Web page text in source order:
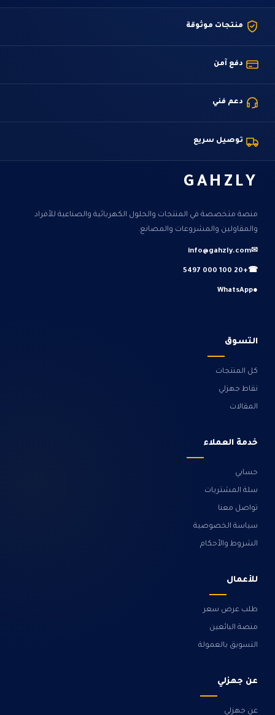
منتجات موثوقة
دفع آمن
دعم فني
توصيل سريع
GAHZLY
منصة متخصصة في المنتجات والحلول الكهربائية والصناعية للأفراد
والمقاولين والمشروعات والمصانع.
✉
info@gahzly.com
☎
+20 100 000 5497
●
WhatsApp
التسوق
كل المنتجات
نقاط جهزلي
المقالات
خدمة العملاء
حسابي
سلة المشتريات
تواصل معنا
سياسة الخصوصية
الشروط والأحكام
للأعمال
طلب عرض سعر
منصة البائعين
التسويق بالعمولة
عن جهزلي
عن جهزلي